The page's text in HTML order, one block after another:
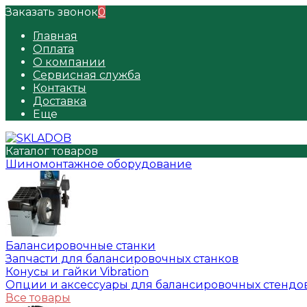
Заказать звонок0
Главная
Оплата
О компании
Сервисная служба
Контакты
Доставка
Еще
Каталог товаров
Шиномонтажное оборудование
Балансировочные станки
Запчасти для балансировочных станков
Конусы и гайки Vibration
Опции и аксессуары для балансировочных
Все товары